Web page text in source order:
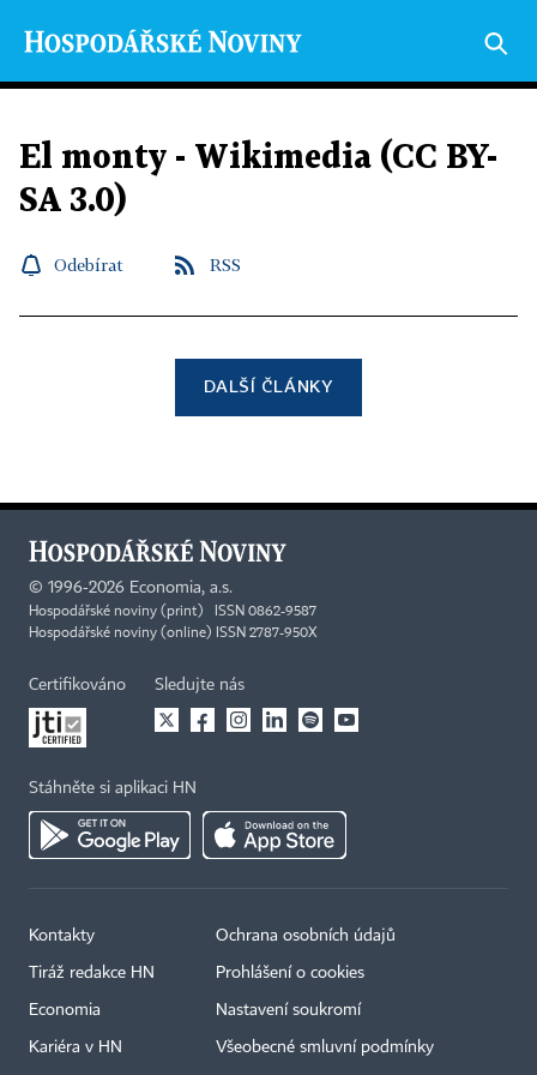
El monty - Wikimedia (CC BY-
SA 3.0)
Odebírat RSS
DALŠÍ ČLÁNKY
© 1996-2026 Economia, a.s.
Hospodářské noviny (print) ISSN 0862-9587
Hospodářské noviny (online) ISSN 2787-950X
Certifikováno Sledujte nás
Stáhněte si aplikaci HN
Kontakty
Tiráž redakce HN
Economia
Kariéra v HN
Ochrana osobních údajů
Prohlášení o cookies
Nastavení soukromí
Všeobecné smluvní podmínky